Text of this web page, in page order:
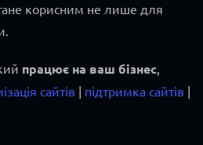
корисним не лише для
працює на ваш бізнес,
сайтів | підтримка сайтів |